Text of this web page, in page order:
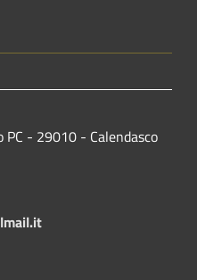
PC - 29010 - Calendasco